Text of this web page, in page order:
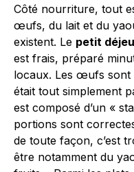
Côté nourriture, tout
œufs, du lait et du
existent. Le petit
est frais, préparé
locaux. Les œufs sont
était tout simplement
est composé d’un «
portions sont
de toute façon, c’est
être notamment du